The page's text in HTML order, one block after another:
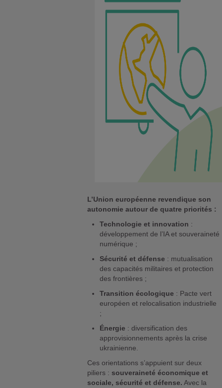
L’Union européenne revendique son
autonomie autour de quatre priorités :
Technologie et innovation :
développement de l’IA et souveraineté
numérique ;
Sécurité et défense : mutualisation
des capacités militaires et protection
des frontières ;
Transition écologique : Pacte vert
européen et relocalisation industrielle
;
Énergie : diversification des
approvisionnements après la crise
ukrainienne.
Ces orientations s’appuient sur deux
piliers : souveraineté économique et
sociale, sécurité et défense. Avec la